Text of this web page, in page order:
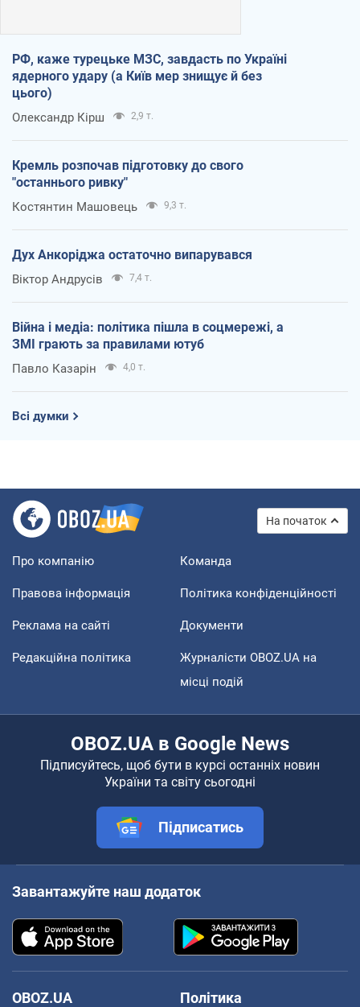
РФ, каже турецьке МЗС, завдасть по Україні
ядерного удару (а Київ мер знищує й без
цього)
Олександр Кірш 2,9 т.
Кремль розпочав підготовку до свого
"останнього ривку"
Костянтин Машовець 9,3 т.
Дух Анкоріджа остаточно випарувався
Віктор Андрусів 7,4 т.
Війна і медіа: політика пішла в соцмережі, а
ЗМІ грають за правилами ютуб
Павло Казарін 4,0 т.
Всі думки
На початок
Про компанію Команда
Правова інформація Політика конфіденційності
Реклама на сайті Документи
Редакційна політика
Журналісти OBOZ.UA на
місці подій
OBOZ.UA в Google News
Підписуйтесь, щоб бути в курсі останніх новин
України та світу сьогодні
Підписатись
Завантажуйте наш додаток
OBOZ.UA
Політика